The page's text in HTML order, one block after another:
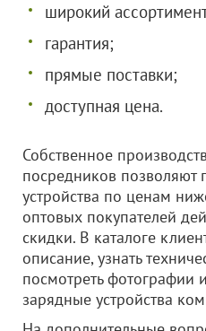
широкий
гарантия;
прямые поставки;
доступная цена.
Собственное
посредников позволяют
устройства по ценам
оптовых покупателей
скидки. В каталоге
описание, узнать
посмотреть фотографии
зарядные устройства